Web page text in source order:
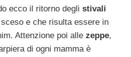
ecco il ritorno degli stivali
e che risulta essere in
Attenzione poi alle zeppe,
di ogni mamma è